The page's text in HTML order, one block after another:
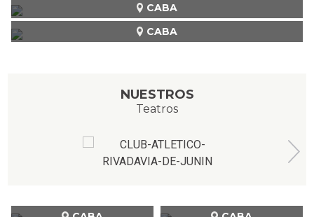
CABA
CABA
NUESTROS
Teatros